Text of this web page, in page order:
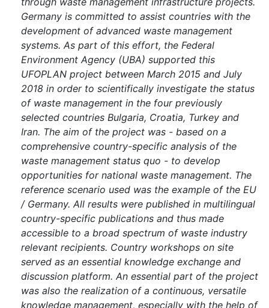
Germany is committed to assist countries with the
development of advanced waste management
systems. As part of this effort, the Federal
Environment Agency (UBA) supported this
UFOPLAN project between March 2015 and July
2018 in order to scientifically investigate the status
of waste management in the four previously
selected countries Bulgaria, Croatia, Turkey and
Iran. The aim of the project was - based on a
comprehensive country-specific analysis of the
waste management status quo - to develop
opportunities for national waste management. The
reference scenario used was the example of the EU
/ Germany. All results were published in multilingual
country-specific publications and thus made
accessible to a broad spectrum of waste industry
relevant recipients. Country workshops on site
served as an essential knowledge exchange and
discussion platform. An essential part of the project
was also the realization of a continuous, versatile
knowledge management, especially with the help of